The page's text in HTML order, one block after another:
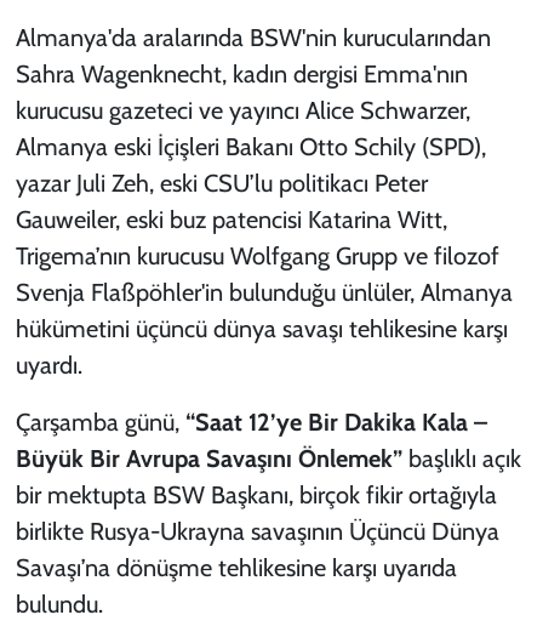
Almanya'da aralarında BSW'nin kurucularından
Sahra Wagenknecht, kadın dergisi Emma'nın
kurucusu gazeteci ve yayıncı Alice Schwarzer,
Almanya eski İçişleri Bakanı Otto Schily (SPD),
yazar Juli Zeh, eski CSU’lu politikacı Peter
Gauweiler, eski buz patencisi Katarina Witt,
Trigema’nın kurucusu Wolfgang Grupp ve filozof
Svenja Flaßpöhler'in bulunduğu ünlüler, Almanya
hükümetini üçüncü dünya savaşı tehlikesine karşı
uyardı.
Çarşamba günü, “Saat 12’ye Bir Dakika Kala –
Büyük Bir Avrupa Savaşını Önlemek”başlıklı açık
bir mektupta BSW Başkanı, birçok fikir ortağıyla
birlikte Rusya-Ukrayna savaşının Üçüncü Dünya
Savaşı’na dönüşme tehlikesine karşı uyarıda
bulundu.